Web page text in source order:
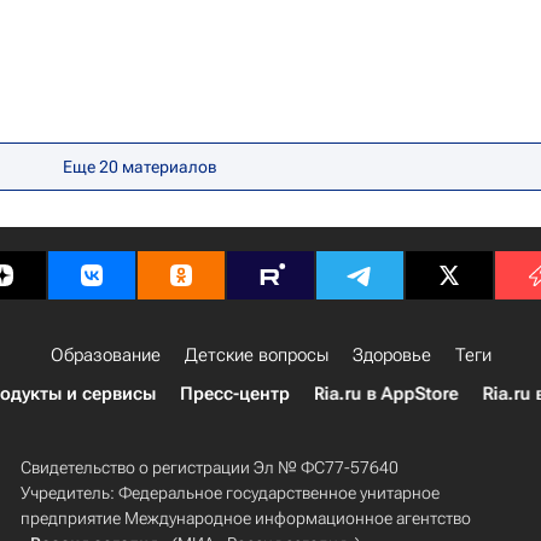
Еще20 материалов
Образование Детские вопросы Здоровье
Теги
и сервисы Пресс-центр Ria.ru в AppStore Ria.ru
Свидетельство о регистрации Эл № ФС77-57640
Учредитель: Федеральное государственное унитарное
предприятие Международное информационное агентство